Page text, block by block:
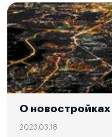
О
2023.03.18